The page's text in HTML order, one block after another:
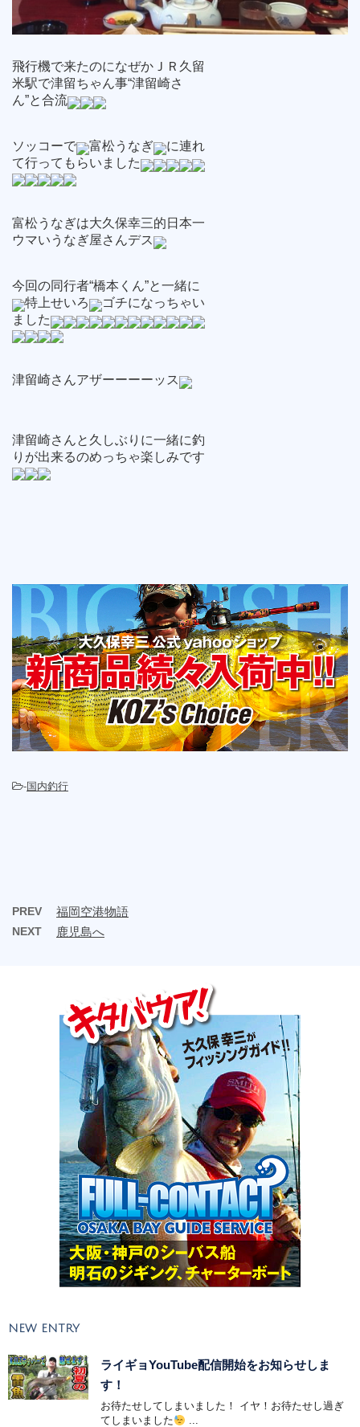
飛行機で来たのになぜかＪＲ久留
米駅で津留ちゃん事“津留崎さ
ん”と合流
ソッコーで 富松うなぎ
に連れ
て行ってもらいました
富松うなぎは大久保幸三的日本一
ウマいうなぎ屋さんデス
今回の同行者“橋本くん”と一緒に
特上せいろ
ゴチになっちゃい
ました
津留崎さんアザーーーーッス
津留崎さんと久しぶりに一緒に釣
りが出来るのめっちゃ楽しみです
-国内釣行
PREV 福岡空港物語
NEXT 鹿児島へ
NEW ENTRY
ライギョYouTube配信開始をお知らせしま
す！
お待たせしてしまいました！ イヤ！お待たせし過ぎ
てしまいました
...